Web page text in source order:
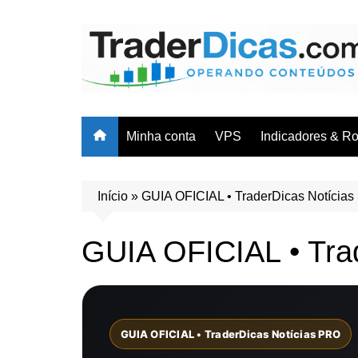
Minha conta VPS Indicadores &
Indicadores
Planilhas
Início » GUIA OFICIAL • TraderDicas Notícias
GUIA OFICIAL •
GUIA OFICIAL • TraderDicas Notícias PRO